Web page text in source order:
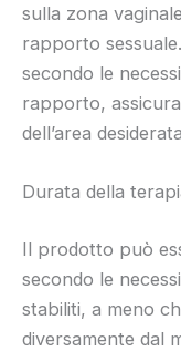
sulla zona
rapporto
secondo le
rapporto,
dell’area
Durata della
Il prodotto può
secondo le
stabiliti, a meno
diversamente dal